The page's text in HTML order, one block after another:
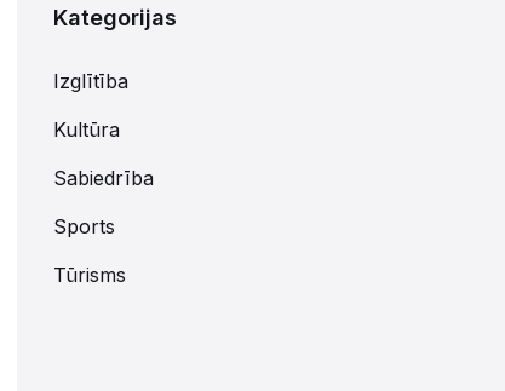
Kategorijas
Izglītība
Kultūra
Sabiedrība
Sports
Tūrisms